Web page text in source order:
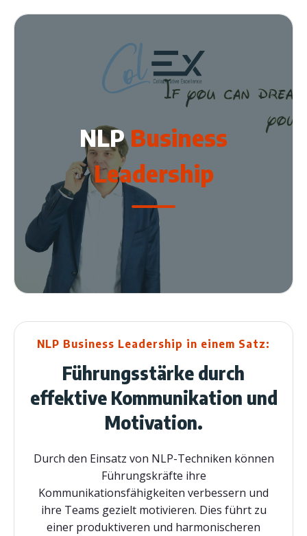
NLPBusiness
Leadership
NLP Business Leadership in einem Satz:
Führungsstärke durch
effektive Kommunikation und
Motivation.
Durch den Einsatz von NLP-Techniken können
Führungskräfte ihre
Kommunikationsfähigkeiten verbessern und
ihre Teams gezielt motivieren. Dies führt zu
einer produktiveren und harmonischeren